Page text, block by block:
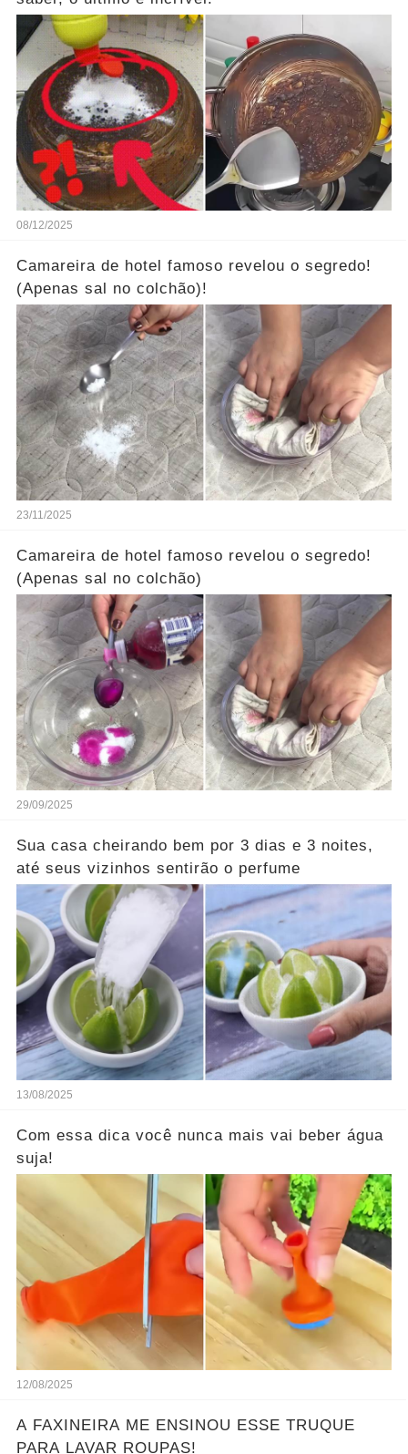
08/12/2025
Camareira de hotel famoso revelou o segredo!
(Apenas sal no colchão)!
23/11/2025
Camareira de hotel famoso revelou o segredo!
(Apenas sal no colchão)
29/09/2025
Sua casa cheirando bem por 3 dias e 3 noites,
até seus vizinhos sentirão o perfume
13/08/2025
Com essa dica você nunca mais vai beber água
suja!
12/08/2025
A FAXINEIRA ME ENSINOU ESSE TRUQUE
PARA LAVAR ROUPAS!